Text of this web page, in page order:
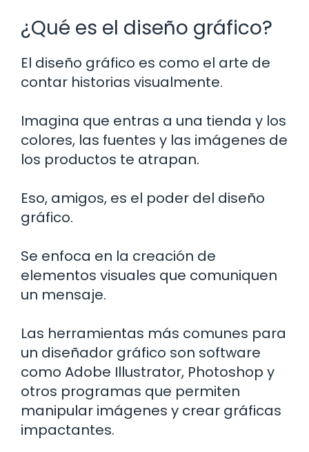
¿Qué es el diseño gráfico?
El diseño gráfico es como el arte de
contar historias visualmente.
Imagina que entras a una tienda y los
colores, las fuentes y las imágenes de
los productos te atrapan.
Eso, amigos, es el poder del diseño
gráfico.
Se enfoca en la creación de
elementos visuales que comuniquen
un mensaje.
Las herramientas más comunes para
un diseñador gráfico son software
como Adobe Illustrator, Photoshop y
otros programas que permiten
manipular imágenes y crear gráficas
impactantes.